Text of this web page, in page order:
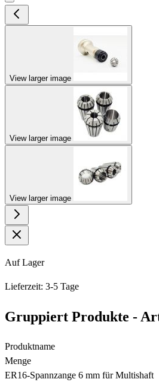
View larger image
View larger image
View larger image
Auf Lager
Lieferzeit: 3-5 Tage
Gruppiert Produkte -
Produktname
Menge
ER16-Spannzange 6 mm für Multishaft